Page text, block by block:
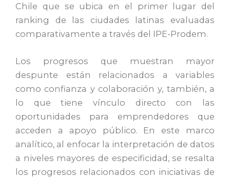
Chile que se ubica en el primer lugar del
ranking de las ciudades latinas evaluadas
comparativamente a través del IPE-Prodem.
Los progresos que muestran mayor
despunte están relacionados a variables
como confianza y colaboración y, también, a
lo que tiene vínculo directo con las
oportunidades para emprendedores que
acceden a apoyo público. En este marco
analítico, al enfocar la interpretación de datos
a niveles mayores de especificidad, se resalta
los progresos relacionados con iniciativas de